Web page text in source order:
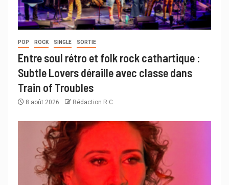
POP ROCK SINGLE SORTIE
Entre soul rétro et folk rock cathartique :
Subtle Lovers déraille avec classe dans
Train of Troubles
8 août 2026 Rédaction R C